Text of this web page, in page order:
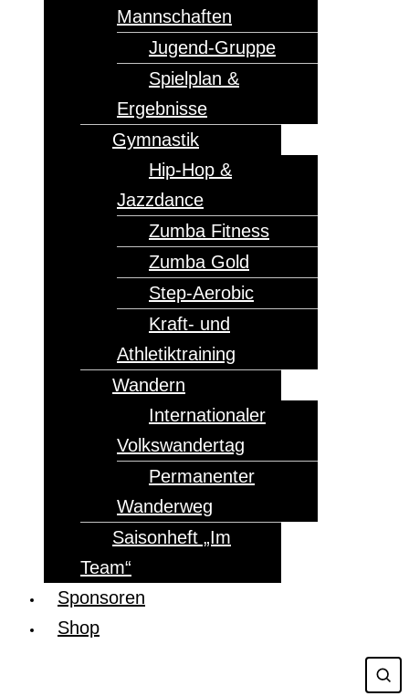
Mannschaften
Jugend-Gruppe
Spielplan &
Ergebnisse
Gymnastik
Hip-Hop &
Jazzdance
Zumba Fitness
Zumba Gold
Step-Aerobic
Kraft- und
Athletiktraining
Wandern
Internationaler
Volkswandertag
Permanenter
Wanderweg
Saisonheft „Im
Team“
Sponsoren
Shop